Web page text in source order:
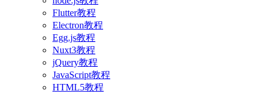
Flutter教程
Electron教程
Egg.js教程
Nuxt3教程
jQuery教程
JavaScript教程
HTML5教程